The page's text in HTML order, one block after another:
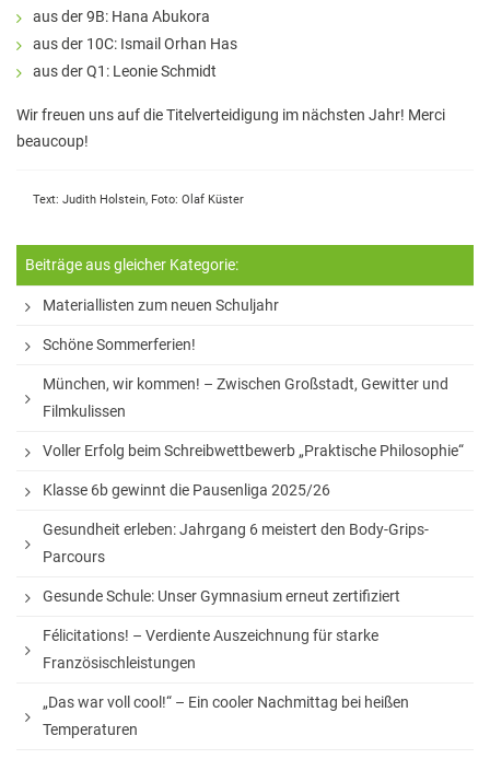
Fächer
Unterrichtszeiten
Hausaufgaben
Materiallisten
Hausaufgabenbetreuung und Förderung am
Nachmittag
Sprachen- und Leseförderung
Musische Förderung
DFB-Talentförderung
Studieren ab 15
Stipendien für Schüler und Schülerinnen
Studien- und Berufsberatung
StuBo-Sprechstunde
Girls‘ and Boys‘ Day
Betriebspraktikum
KAoA-Praxistage Sek II
aus der 9B: Hana Abukora
aus der 10C: Ismail Orhan Has
aus der Q1: Leonie Schmidt
Wir freuen uns auf die Titelverteidigung im nächsten Jahr! Merci
beaucoup!
Text: Judith Holstein, Foto: Olaf Küster
Beiträge aus gleicher Kategorie:
Materiallisten zum neuen Schuljahr
Schöne Sommerferien!
München, wir kommen! – Zwischen Großstadt, Gewitter und
Filmkulissen
Voller Erfolg beim Schreibwettbewerb „Praktische Philosophie“
Klasse 6b gewinnt die Pausenliga 2025/26
Gesundheit erleben: Jahrgang 6 meistert den Body-Grips-
Parcours
Gesunde Schule: Unser Gymnasium erneut zertifiziert
Félicitations! – Verdiente Auszeichnung für starke
Französischleistungen
„Das war voll cool!“ – Ein cooler Nachmittag bei heißen
Temperaturen